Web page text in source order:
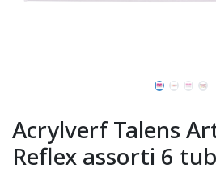
Acrylverf Talens
Reflex assorti 6